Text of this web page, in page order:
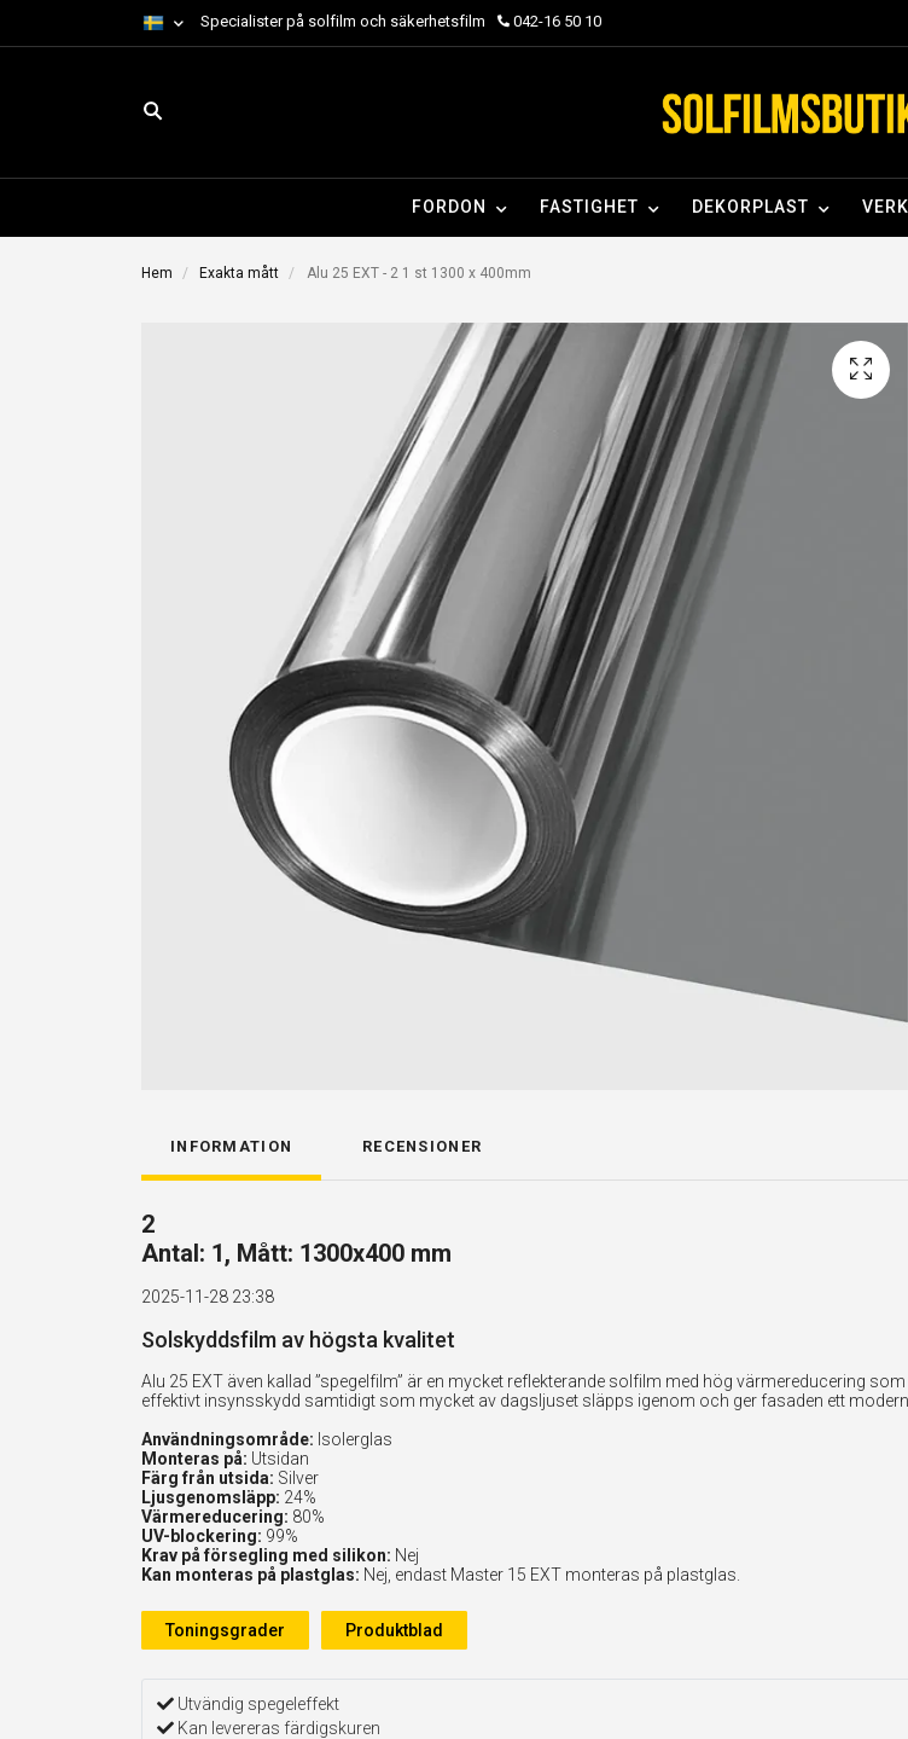
Specialister på solfilm och säkerhetsfilm 042-16 50 10
FORDON FASTIGHET DEKORPLAST
Hem Exakta mått Alu 25 EXT - 2 1 st 1300 x 400mm
INFORMATION RECENSIONER
2
Antal: 1, Mått: 1300x400 mm
2025-11-28 23:38
Solskyddsfilm av högsta kvalitet
Alu 25 EXT även kallad ”spegelfilm” är en mycket reflekterande solfilm med hög värmereducering
effektivt insynsskydd samtidigt som mycket av dagsljuset släpps igenom och ger fasaden ett
Användningsområde: Isolerglas
Monteras på: Utsidan
Färg från utsida: Silver
Ljusgenomsläpp: 24%
Värmereducering: 80%
UV-blockering: 99%
Krav på försegling med silikon: Nej
Kan monteras på plastglas: Nej, endast Master 15 EXT monteras på plastglas.
Toningsgrader Produktblad
Utvändig spegeleffekt
Kan levereras färdigskuren